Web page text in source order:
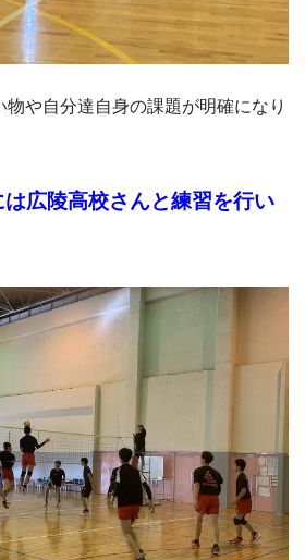
や自分達自身の課題が明確になり
広陵高校さんと練習を行い